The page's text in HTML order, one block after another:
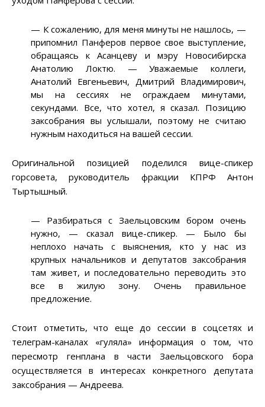
— К сожалению, для меня минуты не нашлось, —
припомнил Панферов первое свое выступление,
обращаясь к Асанцеву и мэру Новосибирска
Анатолию Локтю. — Уважаемые коллеги,
Анатолий Евгеньевич, Дмитрий Владимирович,
мы на сессиях не ограждаем минутами,
секундами. Все, что хотел, я сказал. Позицию
заксобрания вы услышали, поэтому не считаю
нужным находиться на вашей сессии.
Оригинальной позицией поделился вице-спикер
горсовета, руководитель фракции КПРФ Антон
Тыртышный.
— Разбираться с Заельцовским бором очень
нужно, — сказал вице-спикер. — Было бы
неплохо начать с выяснения, кто у нас из
крупных начальников и депутатов заксобрания
там живет, и последовательно переводить это
все в жилую зону. Очень правильное
предложение.
Стоит отметить, что еще до сессии в соцсетях и
телеграм-каналах «гуляла» информация о том, что
пересмотр генплана в части Заельцовского бора
осуществляется в интересах конкретного депутата
заксобрания — Андреева.